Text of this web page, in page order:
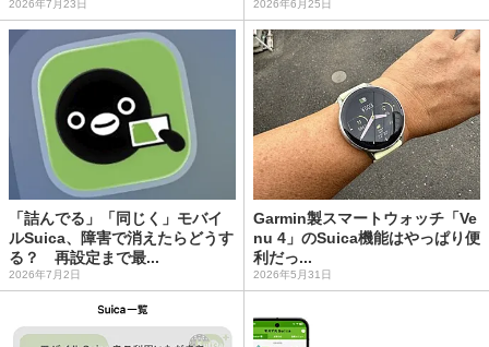
2026年7月23日 2026年6月25日
「詰んでる」「同じく」モバイ
ルSuica、障害で消えたらどうす
る？ 再設定まで最...
2026年7月2日
Garmin製スマートウォッチ「Ve
nu 4」のSuica機能はやっぱり便
利だっ...
2026年5月31日